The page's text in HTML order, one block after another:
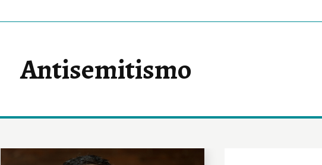
Antisemitismo